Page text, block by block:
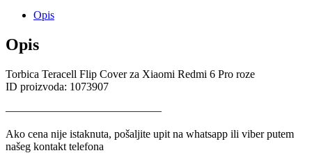
Opis
Opis
Torbica Teracell Flip Cover za Xiaomi Redmi 6 Pro roze
ID proizvoda: 1073907
——————————————
Ako cena nije istaknuta, pošaljite upit na whatsapp ili viber putem
našeg kontakt telefona